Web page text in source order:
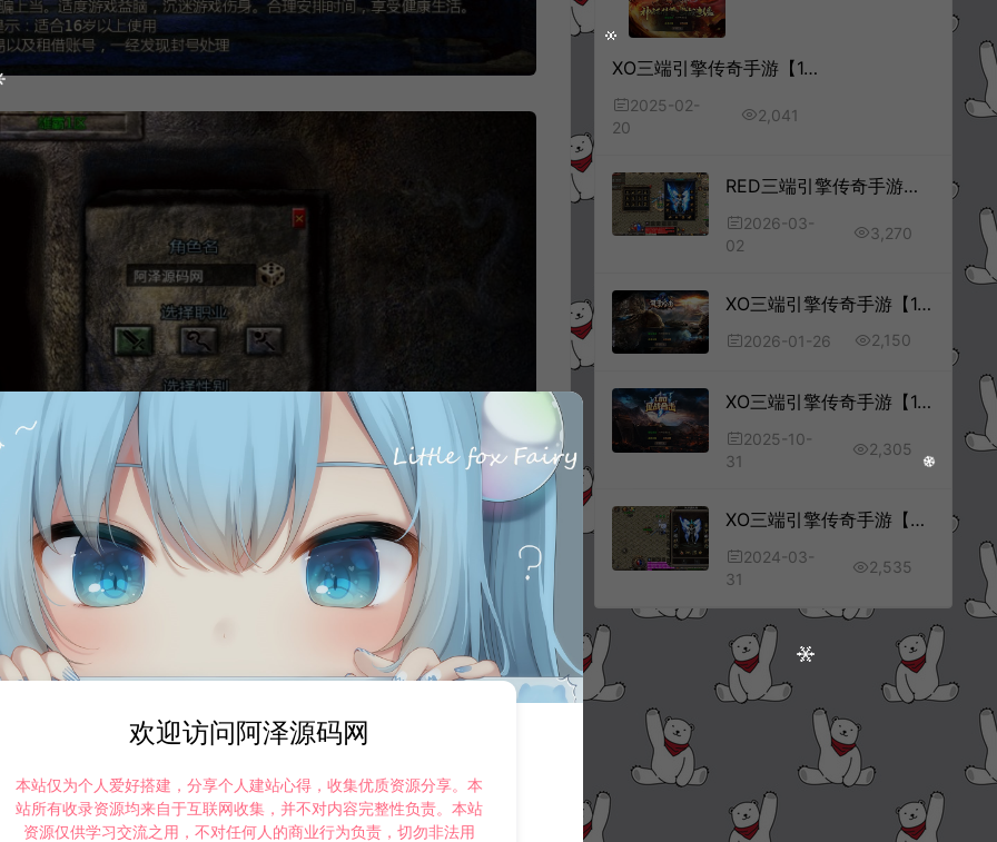
XO三端引擎传奇手游【1.80神话合击版】2月最新整理Win一键服务端+PC安卓苹果+详细搭建教程+视频教程
2025-02-
20
2,041
RED三端引擎传奇手游【1.80荣耀火龙三职业】3月最新整理Win一键服务端+假人配置器+PC配置器+PC安卓苹果三端+详细搭建教程
2026-03-
02
3,270
XO三端引擎传奇手游【1.80風雲合击版】1月最新整理Win一键服务端+PC安卓苹果+详细搭建教程+视频教程
2026-01-26 2,150
XO三端引擎传奇手游【1.80征战天下合击版】10月最新整理Win一键服务端+PC安卓苹果+详细搭建教程+视频教程
2025-10-
31
2,305
XO三端引擎传奇手游【追忆战神】10月最新整理Win一键服务端+PC安卓苹果+详细搭建教程+视频教程
2024-03-
31
2,535
欢迎访问阿泽源码网
本站仅为个人爱好搭建，分享个人建站心得，收集优质资源分享。本
站所有收录资源均来自于互联网收集，并不对内容完整性负责。本站
资源仅供学习交流之用，不对任何人的商业行为负责，切勿非法用